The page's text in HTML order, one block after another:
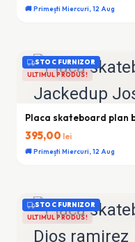
🚚 Primești Miercuri, 12 Aug
STOC FURNIZOR
ULTIMUL PRODUS!
395,00 lei
🚚 Primești Miercuri, 12 Aug
STOC FURNIZOR
ULTIMUL PRODUS!